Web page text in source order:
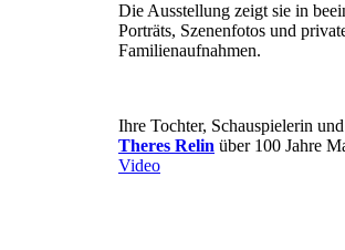
Die Ausstellung zeigt sie in
Porträts, Szenenfotos und
Familienaufnahmen.
Ihre Tochter, Schauspielerin
Theres Relin über 100 Jahre
Video